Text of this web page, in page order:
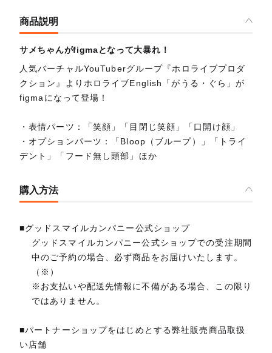
商品説明
サメちゃんがfigmaとなって大暴れ！
人気バーチャルYouTuberグループ『ホロライブプロダ
クション』よりホロライブEnglish「がうる・ぐら」が
figmaになって登場！
・表情パーツ：「笑顔」「目閉じ笑顔」「口開け顔」
・オプションパーツ：「Bloop（ブループ）」「トライ
デント」「フード無し頭部」ほか
購入方法
■グッドスマイルカンパニー公式ショップ
グッドスマイルカンパニー公式ショップでの受注期間
中のご予約の場合、必ず商品をお届けいたします。
（※）
※お支払いや配送先情報に不備がある場合、この限り
ではありません。
■パートナーショップをはじめとする弊社販売商品取扱
い店舗